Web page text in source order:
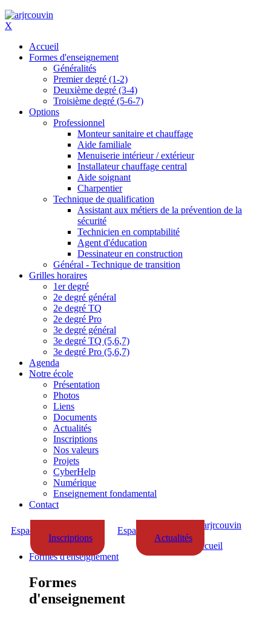
X
Accueil
Formes d'enseignement
Généralités
Premier degré (1-2)
Deuxième degré (3-4)
Troisième degré (5-6-7)
Options
Professionnel
Monteur sanitaire et chauffage
Aide familiale
Menuiserie intérieur / extérieur
Installateur chauffage central
Aide soignant
Charpentier
Technique de qualification
Assistant aux métiers de la prévention de la
sécurité
Technicien en comptabilité
Agent d'éducation
Dessinateur en construction
Général - Technique de transition
Grilles horaires
1er degré
2e degré général
2e degré TQ
2e degré Pro
3e degré général
3e degré TQ (5,6,7)
3e degré Pro (5,6,7)
Agenda
Notre école
Présentation
Photos
Liens
Documents
Actualités
Inscriptions
Nos valeurs
Projets
CyberHelp
Numérique
Enseignement fondamental
Contact
Espace Parents/Elèves Espace Enseignants
Actualités
Inscriptions
Accueil
Formes d'enseignement
Formes
d'enseignement